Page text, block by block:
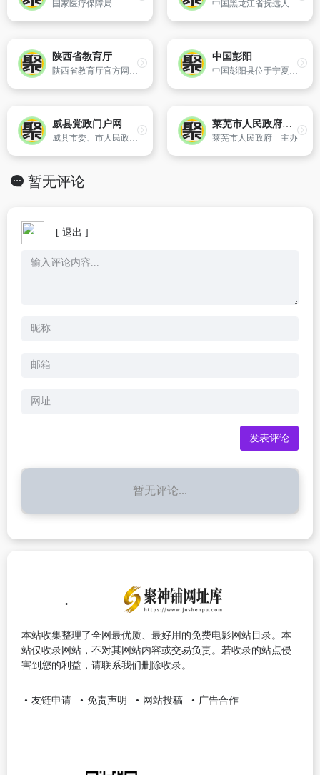
国家医疗保障局 中国黑龙江省抚远人民政府
陕西省教育厅
陕西省教育厅官方网站（www.snedu.gov.cn）。
中国彭阳
中国彭阳县位于宁夏东南部边缘,六盘山东麓。介于东经106.32&amp;mdash;106.58,北纬35.41&amp;mdash;36.17之间,北与甘肃环县接壤,南与甘肃平凉接境,东与甘肃镇塬毗邻,西与原州区相连,土地总面积2528.65平方公里,其中耕地100万亩。现辖3镇9乡,156个行政村,808个村民小组；总人口25.9万人,其中少
威县党政门户网
威县市委、市人民政府主办,以发布政府方针政策、法律法规,提供便民、惠民服务,沟通政府和公众为己任,推动威县信息化建设和政务公开。是展示威县文化的舞台,宣传威县形象的窗口,联系全国各地的桥梁和纽带。
莱芜市人民政府信息公开
莱芜市人民政府 主办
暂无评论
[ 退出 ]
暂无评论...
本站收集整理了全网最优质、最好用的免费电影网站目录。本
站仅收录网站，不对其网站内容或交易负责。若收录的站点侵
害到您的利益，请联系我们删除收录。
友链申请 免责声明 网站投稿 广告合作